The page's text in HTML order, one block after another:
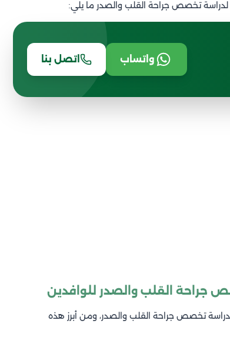
لدراسة تخصص جراحة القلب والصدر ما يلي:
واتساب اتصل بنا
جراحة القلب والصدر للوافدين
دراسة تخصص جراحة القلب والصدر، ومن أبرز هذه